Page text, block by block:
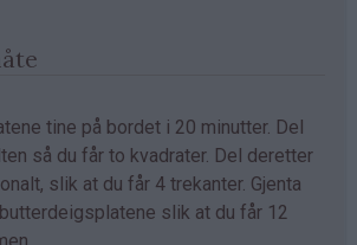
tine på bordet i 20 minutter. Del
så du får to kvadrater. Del deretter
slik at du får 4 trekanter. Gjenta
slik at du får 12